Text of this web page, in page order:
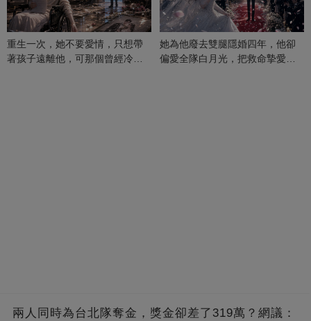
重生一次，她不要愛情，只想帶
著孩子遠離他，可那個曾經冷漠
她為他廢去雙腿隱婚四年，他卻
偏愛全隊白月光，把救命摯愛當
兩人同時為台北隊奪金，獎金卻差了319萬？網議：